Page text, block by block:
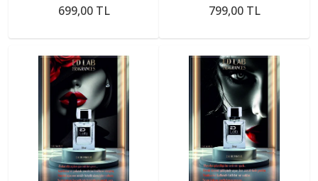
699,00 TL 799,00 TL